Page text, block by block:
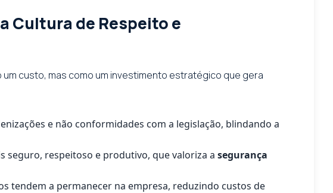
Cultura de Respeito e
custo, mas como um investimento estratégico que gera
e não conformidades com a legislação, blindando a
seguro, respeitoso e produtivo, que valoriza a segurança
tendem a permanecer na empresa, reduzindo custos de